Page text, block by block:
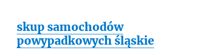
skup samochodów
powypadkowych śląskie